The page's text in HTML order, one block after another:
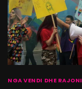
NGA VENDI DHE RAJONI